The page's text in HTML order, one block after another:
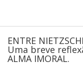
ENTRE
Uma breve
ALMA IMORAL.